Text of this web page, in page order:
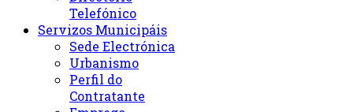
Telefónico
Servizos Municipáis
Sede Electrónica
Urbanismo
Perfil do
Contratante